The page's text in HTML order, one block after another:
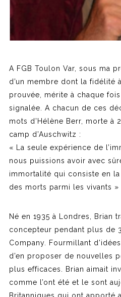
A FGB Toulon Var, sous ma
d’un membre dont la fidélité
prouvée, mérite à chaque
signalée. A chacun de ces
mots d’Hélène Berr, morte à
camp d’Auschwitz :
« La seule expérience de
nous puissions avoir avec
immortalité qui consiste en
des morts parmi les vivants »
Né en 1935 à Londres, Brian
concepteur pendant plus de
Company. Fourmillant
d’en proposer de nouvelles
plus efficaces. Brian aimait
comme l’ont été et le sont